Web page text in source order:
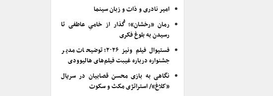
امیر نادری و ذات و زبان سینما
رمان «رخشان»؛ گُذار از خامیِ عاطفی تا
رسیدن به بلوغ فکری
فستیوال فیلم ونیز ۲۰۲۶؛ توضیحات مدیر
جشنواره درباره غیبت فیلم‌های هالیوودی
نگاهی به بازی محسن قصابیان در سریال
«کلاغ»/ استراتژی مکث و سکوت